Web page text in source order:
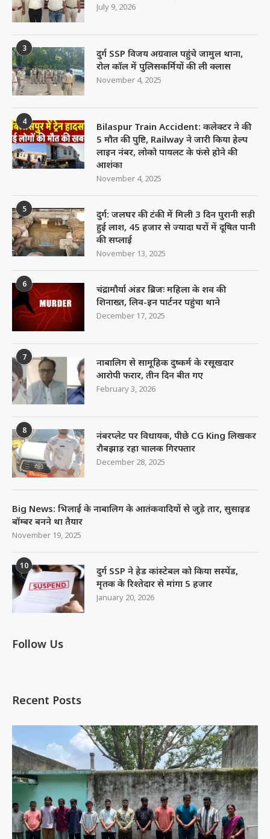
July 9, 2026
3
दुर्ग SSP विजय अग्रवाल पहुंचे जामुल थाना,
रोल कॉल में पुलिसकर्मियों की ली क्लास
November 4, 2025
4
Bilaspur Train Accident: कलेक्टर ने की
5 मौत की पुष्टि, Railway ने जारी किया हेल्प
लाइन नंबर, लोको पायलट के फंसे होने की
आशंका
November 4, 2025
5
दुर्ग: जलघर की टंकी में मिली 3 दिन पुरानी सड़ी
हुई लाश, 45 हजार से ज्यादा घरों में दूषित पानी
की सप्लाई
November 13, 2025
6
चंद्रामौर्या अंडर ब्रिजः महिला के शव की
शिनाख्त, लिव-इन पार्टनर पहुंचा थाने
December 17, 2025
7
नाबालिग से सामूहिक दुष्कर्म के रसूखदार
आरोपी फरार, तीन दिन बीत गए
February 3, 2026
8
नंबरप्लेट पर विधायक, पीछे CG King लिखकर
रौबझाड़ रहा चालक गिरफ्तार
December 28, 2025
Big News: भिलाई के नाबालिग के आतंकवादियों से जुड़े तार, सुसाइड
बॉम्बर बनने था तैयार
November 19, 2025
10
दुर्ग SSP ने हेड कांस्टेबल को किया सस्पेंड,
मृतक के रिश्तेदार से मांगा 5 हजार
January 20, 2026
Follow Us
Recent Posts